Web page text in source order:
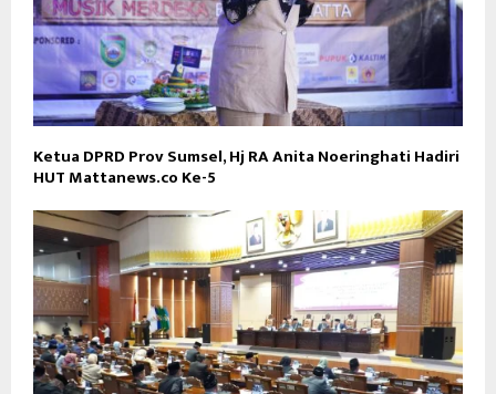
Ketua DPRD Prov Sumsel, Hj RA Anita Noeringhati Hadiri
HUT Mattanews.co Ke-5